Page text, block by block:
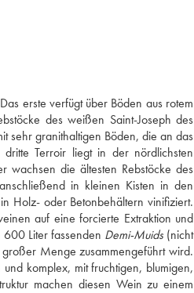
erste verfügt über Böden aus rotem
des weißen Saint-Joseph des
sehr granithaltigen Böden, die an das
Terroir liegt in der nördlichsten
die ältesten Rebstöcke des
in kleinen Kisten in den
Holz- oder Betonbehältern vinifiziert.
auf eine forcierte Extraktion und
Liter fassenden Demi-Muids (nicht
Menge zusammengeführt wird.
komplex, mit fruchtigen, blumigen,
machen diesen Wein zu einem